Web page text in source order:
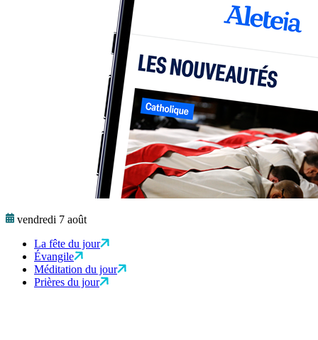
vendredi 7 août
La fête du jour
Évangile
Méditation du jour
Prières du jour